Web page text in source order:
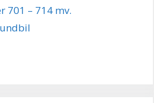
701 – 714 mv.